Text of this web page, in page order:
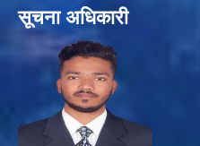
सूचना अधिकारी